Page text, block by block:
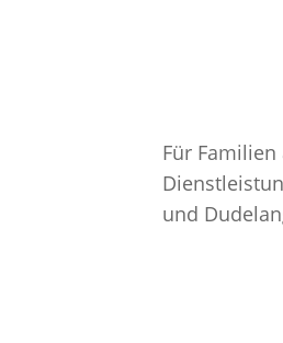
Für
und